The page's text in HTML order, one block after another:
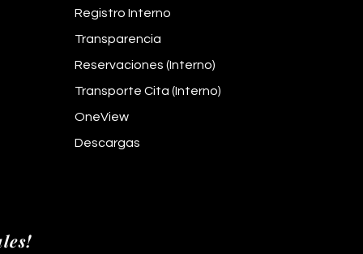
Registro Interno
Transparencia
Reservaciones (Interno)
Transporte Cita (Interno)
OneView
Descargas